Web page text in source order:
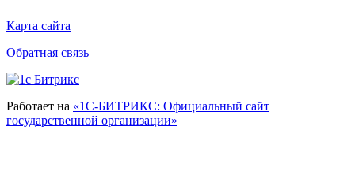
Карта сайта
Обратная связь
Работает на «1С-БИТРИКС: Официальный сайт
государственной организации»